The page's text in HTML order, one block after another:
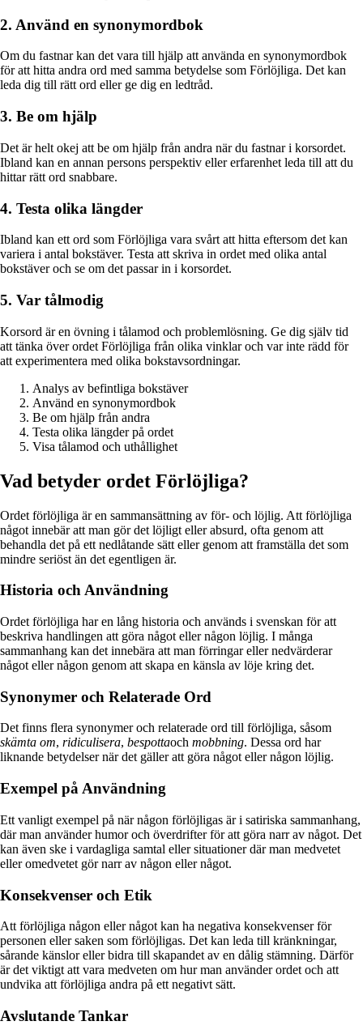
2. Använd en synonymordbok
Om du fastnar kan det vara till hjälp att använda en synonymordbok
för att hitta andra ord med samma betydelse som Förlöjliga. Det kan
leda dig till rätt ord eller ge dig en ledtråd.
3. Be om hjälp
Det är helt okej att be om hjälp från andra när du fastnar i korsordet.
Ibland kan en annan persons perspektiv eller erfarenhet leda till att du
hittar rätt ord snabbare.
4. Testa olika längder
Ibland kan ett ord som Förlöjliga vara svårt att hitta eftersom det kan
variera i antal bokstäver. Testa att skriva in ordet med olika antal
bokstäver och se om det passar in i korsordet.
5. Var tålmodig
Korsord är en övning i tålamod och problemlösning. Ge dig själv tid
att tänka över ordet Förlöjliga från olika vinklar och var inte rädd för
att experimentera med olika bokstavsordningar.
Analys av befintliga bokstäver
Använd en synonymordbok
Be om hjälp från andra
Testa olika längder på ordet
Visa tålamod och uthållighet
Vad betyder ordet Förlöjliga?
Ordet förlöjliga är en sammansättning av för- och löjlig. Att förlöjliga
något innebär att man gör det löjligt eller absurd, ofta genom att
behandla det på ett nedlåtande sätt eller genom att framställa det som
mindre seriöst än det egentligen är.
Historia och Användning
Ordet förlöjliga har en lång historia och används i svenskan för att
beskriva handlingen att göra något eller någon löjlig. I många
sammanhang kan det innebära att man förringar eller nedvärderar
något eller någon genom att skapa en känsla av löje kring det.
Synonymer och Relaterade Ord
Det finns flera synonymer och relaterade ord till förlöjliga, såsom
skämta om, ridiculisera, bespottaoch mobbning. Dessa ord har
liknande betydelser när det gäller att göra något eller någon löjlig.
Exempel på Användning
Ett vanligt exempel på när någon förlöjligas är i satiriska sammanhang,
där man använder humor och överdrifter för att göra narr av något. Det
kan även ske i vardagliga samtal eller situationer där man medvetet
eller omedvetet gör narr av någon eller något.
Konsekvenser och Etik
Att förlöjliga någon eller något kan ha negativa konsekvenser för
personen eller saken som förlöjligas. Det kan leda till kränkningar,
sårande känslor eller bidra till skapandet av en dålig stämning. Därför
är det viktigt att vara medveten om hur man använder ordet och att
undvika att förlöjliga andra på ett negativt sätt.
Avslutande Tankar